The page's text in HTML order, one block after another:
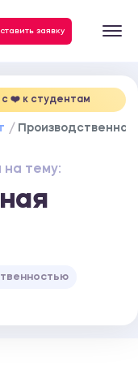
заявку
❤️ к студентам
на тему: